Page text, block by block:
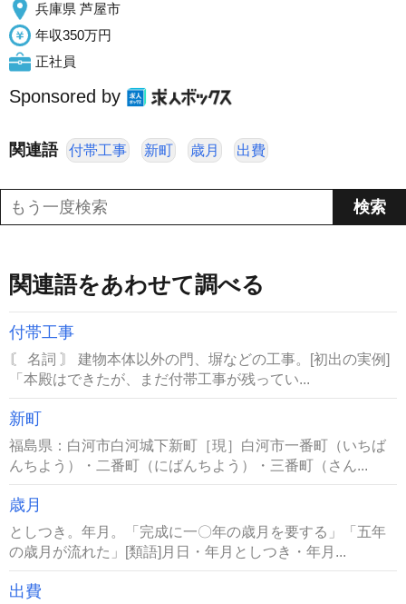
兵庫県 芦屋市
年収350万円
正社員
Sponsored by
関連語 付帯工事 新町 歳月 出費
関連語をあわせて調べる
付帯工事
〘 名詞 〙 建物本体以外の門、塀などの工事。[初出の実例]
「本殿はできたが、まだ付帯工事が残ってい...
新町
福島県：白河市白河城下新町［現］白河市一番町（いちば
んちよう）・二番町（にばんちよう）・三番町（さん...
歳月
としつき。年月。「完成に一〇年の歳月を要する」「五年
の歳月が流れた」[類語]月日・年月としつき・年月...
出費